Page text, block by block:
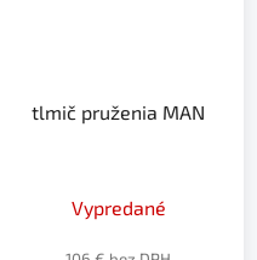
tlmič pruženia MAN
Vypredané